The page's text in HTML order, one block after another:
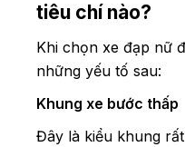
tiêu chí nào?
Khi chọn xe đạp nữ
những yếu tố sau:
Khung xe bước thấp
Đây là kiểu khung